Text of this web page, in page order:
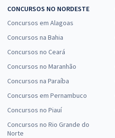
CONCURSOS NO NORDESTE
Concursos em Alagoas
Concursos na Bahia
Concursos no Ceará
Concursos no Maranhão
Concursos na Paraíba
Concursos em Pernambuco
Concursos no Piauí
Concursos no Rio Grande do
Norte